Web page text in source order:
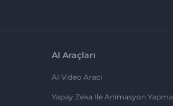
AI Araçları
AI Video Aracı
Yapay Zeka Ile Animasyon Yapma